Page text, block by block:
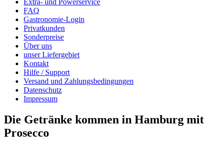
Extra- und Powerservice
FAQ
Gastronomie-Login
Privatkunden
Sonderpreise
Über uns
unser Liefergebiet
Kontakt
Hilfe / Support
Versand und Zahlungsbedingungen
Datenschutz
Impressum
Die Getränke kommen in Hamburg mit
Prosecco